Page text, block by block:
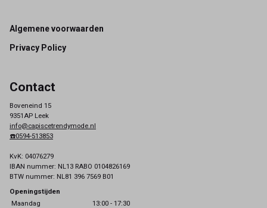
Footer
Algemene voorwaarden
Privacy Policy
Contact
Boveneind 15
9351AP Leek
info@capiscetrendymode.nl
☎️0594-513853
KvK: 04076279
IBAN nummer: NL13 RABO 0104826169
BTW nummer: NL81 396 7569 B01
Openingstijden
Maandag
13:00 - 17:30